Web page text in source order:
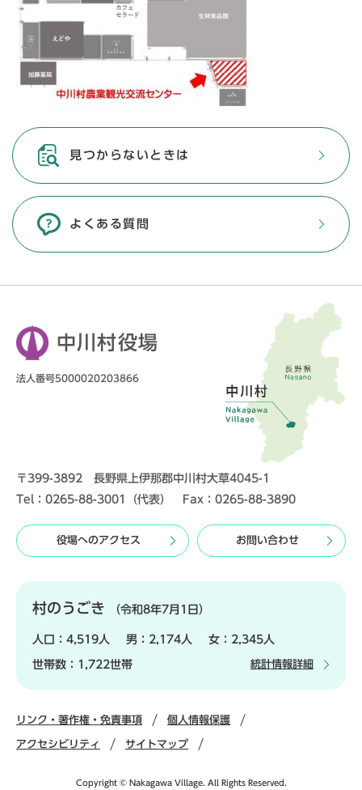
見つからないときは
よくある質問
中川村役場
法人番号5000020203866
〒399-3892 長野県上伊那郡中川村大草4045-1
Tel：0265-88-3001（代表） Fax：0265-88-3890
役場へのアクセス お問い合わせ
村のうごき （令和8年7月1日）
人口： 4,519人 男： 2,174人 女： 2,345人
世帯数： 1,722世帯 統計情報詳細
リンク・著作権・免責事項 個人情報保護
アクセシビリティ サイトマップ
Copyright © Nakagawa Village. All Rights Reserved.